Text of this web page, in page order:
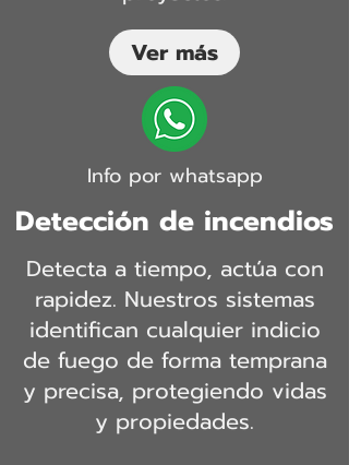
Ver más
Info por whatsapp
Detección de incendios
Detecta a tiempo, actúa con
rapidez. Nuestros sistemas
identifican cualquier indicio
de fuego de forma temprana
y precisa, protegiendo vidas
y propiedades.